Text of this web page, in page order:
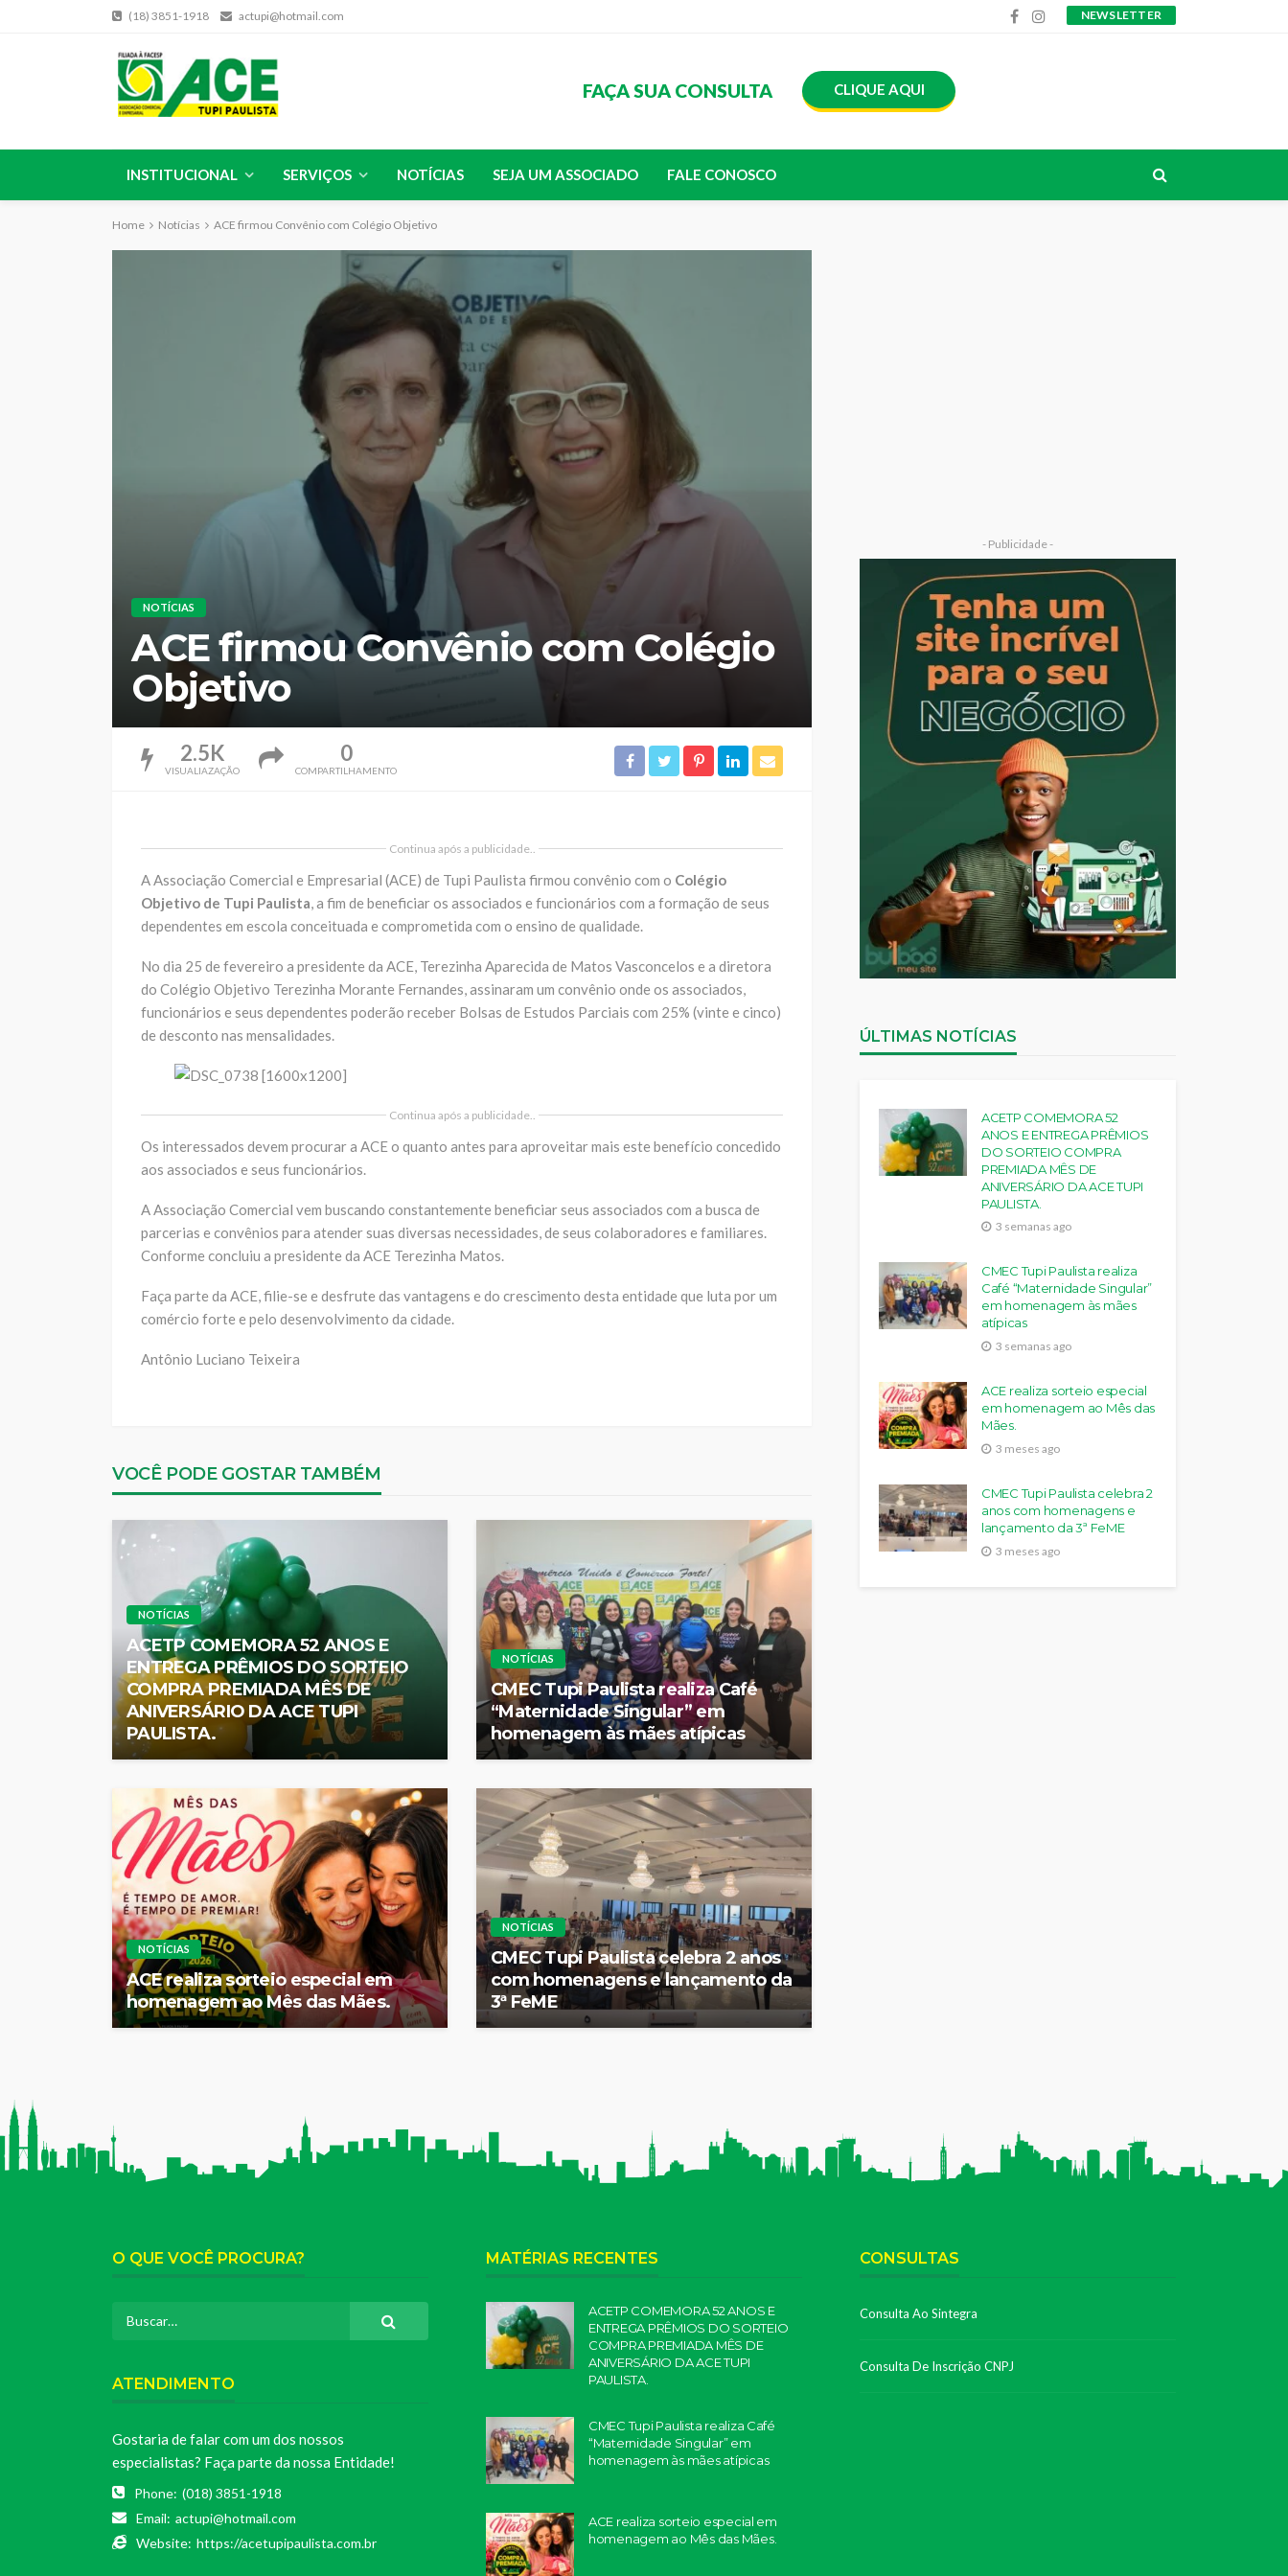
(18) 3851-1918 actupi@hotmail.com NEWSLETTER
FAÇA SUA CONSULTA CLIQUE AQUI
INSTITUCIONAL SERVIÇOS NOTÍCIAS SEJA UM ASSOCIADO FALE CONOSCO
Home Notícias ACE firmou Convênio com Colégio Objetivo
NOTÍCIAS
ACE firmou Convênio com Colégio
Objetivo
2.5K
VISUALIAZAÇÃO
0
COMPARTILHAMENTO
Continua após a publicidade..
A Associação Comercial e Empresarial (ACE) de Tupi Paulista firmou convênio com o Colégio
Objetivo de Tupi Paulista, a fim de beneficiar os associados e funcionários com a formação de seus
dependentes em escola conceituada e comprometida com o ensino de qualidade.
No dia 25 de fevereiro a presidente da ACE, Terezinha Aparecida de Matos Vasconcelos e a diretora
do Colégio Objetivo Terezinha Morante Fernandes, assinaram um convênio onde os associados,
funcionários e seus dependentes poderão receber Bolsas de Estudos Parciais com 25% (vinte e cinco)
de desconto nas mensalidades.
Continua após a publicidade..
Os interessados devem procurar a ACE o quanto antes para aproveitar mais este benefício concedido
aos associados e seus funcionários.
A Associação Comercial vem buscando constantemente beneficiar seus associados com a busca de
parcerias e convênios para atender suas diversas necessidades, de seus colaboradores e familiares.
Conforme concluiu a presidente da ACE Terezinha Matos.
Faça parte da ACE, filie-se e desfrute das vantagens e do crescimento desta entidade que luta por um
comércio forte e pelo desenvolvimento da cidade.
Antônio Luciano Teixeira
VOCÊ PODE GOSTAR TAMBÉM
NOTÍCIAS
ACETP COMEMORA 52 ANOS E
ENTREGA PRÊMIOS DO SORTEIO
COMPRA PREMIADA MÊS DE
ANIVERSÁRIO DA ACE TUPI
PAULISTA.
NOTÍCIAS
CMEC Tupi Paulista realiza Café
“Maternidade Singular” em
homenagem às mães atípicas
NOTÍCIAS
ACE realiza sorteio especial em
homenagem ao Mês das Mães.
NOTÍCIAS
CMEC Tupi Paulista celebra 2 anos
com homenagens e lançamento da
3ª FeME
- Publicidade -
ÚLTIMAS NOTÍCIAS
ACETP COMEMORA 52
ANOS E ENTREGA PRÊMIOS
DO SORTEIO COMPRA
PREMIADA MÊS DE
ANIVERSÁRIO DA ACE TUPI
PAULISTA.
3 semanas ago
CMEC Tupi Paulista realiza
Café “Maternidade Singular”
em homenagem às mães
atípicas
3 semanas ago
ACE realiza sorteio especial
em homenagem ao Mês das
Mães.
3 meses ago
CMEC Tupi Paulista celebra 2
anos com homenagens e
lançamento da 3ª FeME
3 meses ago
O QUE VOCÊ PROCURA?
ATENDIMENTO
Gostaria de falar com um dos nossos
especialistas? Faça parte da nossa Entidade!
Phone: (018) 3851-1918
Email: actupi@hotmail.com
Website: https://acetupipaulista.com.br
MATÉRIAS RECENTES
ACETP COMEMORA 52 ANOS E
ENTREGA PRÊMIOS DO SORTEIO
COMPRA PREMIADA MÊS DE
ANIVERSÁRIO DA ACE TUPI
PAULISTA.
CMEC Tupi Paulista realiza Café
“Maternidade Singular” em
homenagem às mães atípicas
ACE realiza sorteio especial em
homenagem ao Mês das Mães.
CONSULTAS
Consulta Ao Sintegra
Consulta De Inscrição CNPJ